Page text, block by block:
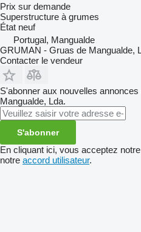
Prix sur demande
Superstructure à grumes
État neuf
Portugal, Mangualde
GRUMAN - Gruas de Mangualde,
Contacter le vendeur
S'abonner aux nouvelles
Mangualde, Lda.
S'abonner
En cliquant ici, vous acceptez notre
notre accord utilisateur.